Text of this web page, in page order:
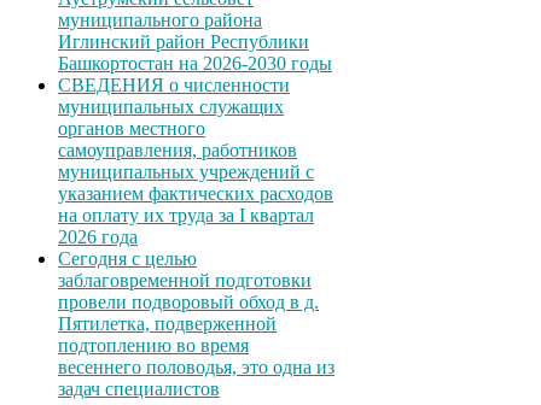
муниципального района
Иглинский район Республики
Башкортостан на 2026-2030 годы
СВЕДЕНИЯ о численности
муниципальных служащих
органов местного
самоуправления, работников
муниципальных учреждений с
указанием фактических расходов
на оплату их труда за I квартал
2026 года
Сегодня с целью
заблаговременной подготовки
провели подворовый обход в д.
Пятилетка, подверженной
подтоплению во время
весеннего половодья, это одна из
задач специалистов